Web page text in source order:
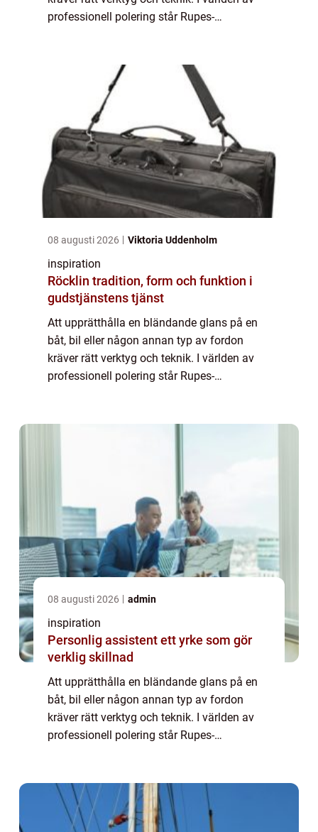
professionell polering står Rupes-
08 augusti 2026 Viktoria Uddenholm
inspiration
Röcklin tradition, form och funktion i
gudstjänstens tjänst
Att upprätthålla en bländande glans på en
båt, bil eller någon annan typ av fordon
kräver rätt verktyg och teknik. I världen av
professionell polering står Rupes-
08 augusti 2026 admin
inspiration
Personlig assistent ett yrke som gör
verklig skillnad
Att upprätthålla en bländande glans på en
båt, bil eller någon annan typ av fordon
kräver rätt verktyg och teknik. I världen av
professionell polering står Rupes-